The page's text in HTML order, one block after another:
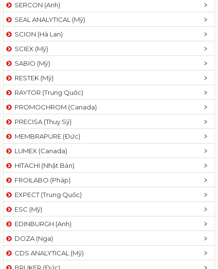
SERCON (Anh)
SEAL ANALYTICAL (Mỹ)
SCION (Hà Lan)
SCIEX (Mỹ)
SABIO (Mỹ)
RESTEK (Mỹ)
RAYTOR (Trung Quốc)
PROMOCHROM (Canada)
PRECISA (Thuỵ Sỹ)
MEMBRAPURE (Đức)
LUMEX (Canada)
HITACHI (Nhật Bản)
FROILABO (Pháp)
EXPECT (Trung Quốc)
ESC (Mỹ)
EDINBURGH (Anh)
DOZA (Nga)
CDS ANALYTICAL (Mỹ)
BRUKER (Đức)